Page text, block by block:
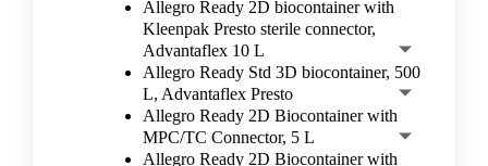
Allegro Ready 2D biocontainer with
Kleenpak Presto sterile connector,
Advantaflex 10 L
Allegro Ready Std 3D biocontainer, 500
L, Advantaflex Presto
Allegro Ready 2D Biocontainer with
MPC/TC Connector, 5 L
Allegro Ready 2D Biocontainer with